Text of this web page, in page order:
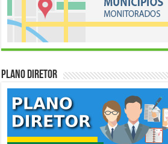
Plano Diretor